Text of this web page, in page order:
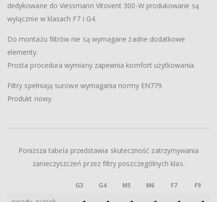
dedykowane do Viessmann Vitovent 300-W produkowane są
wyłącznie w klasach F7 i G4.
Do montażu filtrów nie są wymagane żadne dodatkowe
elementy.
Prosta procedura wymiany zapewnia komfort użytkowania.
Filtry spełniają surowe wymagania normy EN779.
Produkt nowy.
Poniższa tabela przedstawia skuteczność zatrzymywania
zanieczyszczeń przez filtry poszczególnych klas.
G3 G4 M5 M6 F7 F9